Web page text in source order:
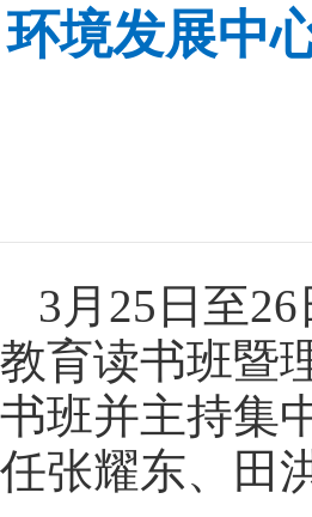
环境发展中
3月25日至
教育读书班暨
书班并主持集
任张耀东、田